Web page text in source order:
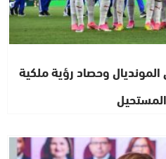
وحصاد رؤية ملكية